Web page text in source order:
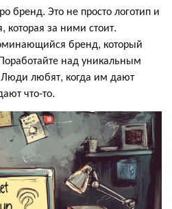
бренд. Это не просто логотип и
которая за ними стоит.
бренд, который
над уникальным
любят, когда им дают
что-то.